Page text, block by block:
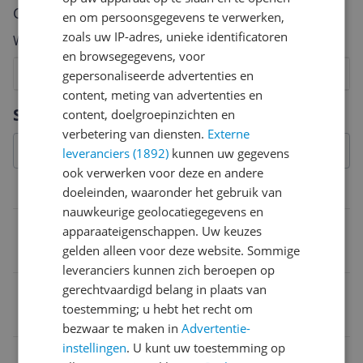
Specificaties
Overige kenmerken
CE markering
Reparatie type
Cijfer
Welk cijfer geef jij dit product?
7
6
5
4
3
2
Vraag 1 van 4
en om persoonsgegevens te verwerken,
zoals uw IP-adres, unieke identificatoren
en browsegegevens, voor
gepersonaliseerde advertenties en
content, meting van advertenties en
content, doelgroepinzichten en
verbetering van diensten. Externe
leveranciers (1892) kunnen uw gegevens
ook verwerken voor deze en andere
doeleinden, waaronder het gebruik van
nauwkeurige geolocatiegegevens en
apparaateigenschappen. Uw keuzes
gelden alleen voor deze website. Sommige
leveranciers kunnen zich beroepen op
gerechtvaardigd belang in plaats van
toestemming; u hebt het recht om
bezwaar te maken inAdvertentie-
instellingen. U kunt uw toestemming op